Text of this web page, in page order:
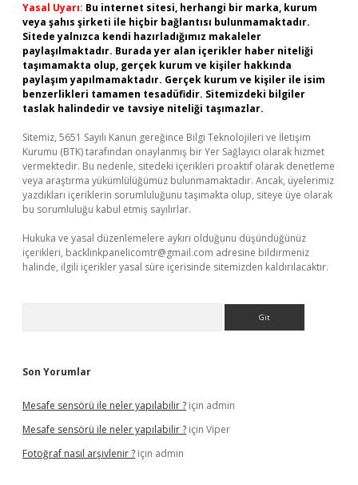
Yasal Uyarı: Bu internet sitesi, herhangi bir marka, kurum
veya şahıs şirketi ile hiçbir bağlantısı bulunmamaktadır.
Sitede yalnızca kendi hazırladığımız makaleler
paylaşılmaktadır. Burada yer alan içerikler haber niteliği
taşımamakta olup, gerçek kurum ve kişiler hakkında
paylaşım yapılmamaktadır. Gerçek kurum ve kişiler ile isim
benzerlikleri tamamen tesadüfidir. Sitemizdeki bilgiler
taslak halindedir ve tavsiye niteliği taşımazlar.
Sitemiz, 5651 Sayılı Kanun gereğince Bilgi Teknolojileri ve İletişim
Kurumu (BTK) tarafından onaylanmış bir Yer Sağlayıcı olarak hizmet
vermektedir. Bu nedenle, sitedeki içerikleri proaktif olarak denetleme
veya araştırma yükümlülüğümüz bulunmamaktadır. Ancak, üyelerimiz
yazdıkları içeriklerin sorumluluğunu taşımakta olup, siteye üye olarak
bu sorumluluğu kabul etmiş sayılırlar.
Hukuka ve yasal düzenlemelere aykırı olduğunu düşündüğünüz
içerikleri, backlinkpanelicomtr@gmail.com adresine bildirmeniz
halinde, ilgili içerikler yasal süre içerisinde sitemizden kaldırılacaktır.
Son Yorumlar
Mesafe sensörü ile neler yapılabilir ? için admin
Mesafe sensörü ile neler yapılabilir ? için Viper
Fotoğraf nasıl arşivlenir ? için admin